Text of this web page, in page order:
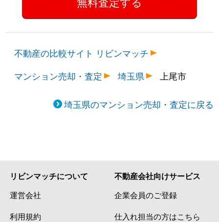
不動産の比較サイト リビンマッチ
マンション売却・査定
埼玉県 上尾市
埼玉県のマンション売却・査定に戻る
リビンマッチについて
運営会社
利用規約
不動産会社向けサービス
企業会員のご登録
仕入れ担当の方はこちら